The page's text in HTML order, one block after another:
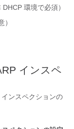
DHCP 環境で必須）
）
インスペ
ンスペクションの